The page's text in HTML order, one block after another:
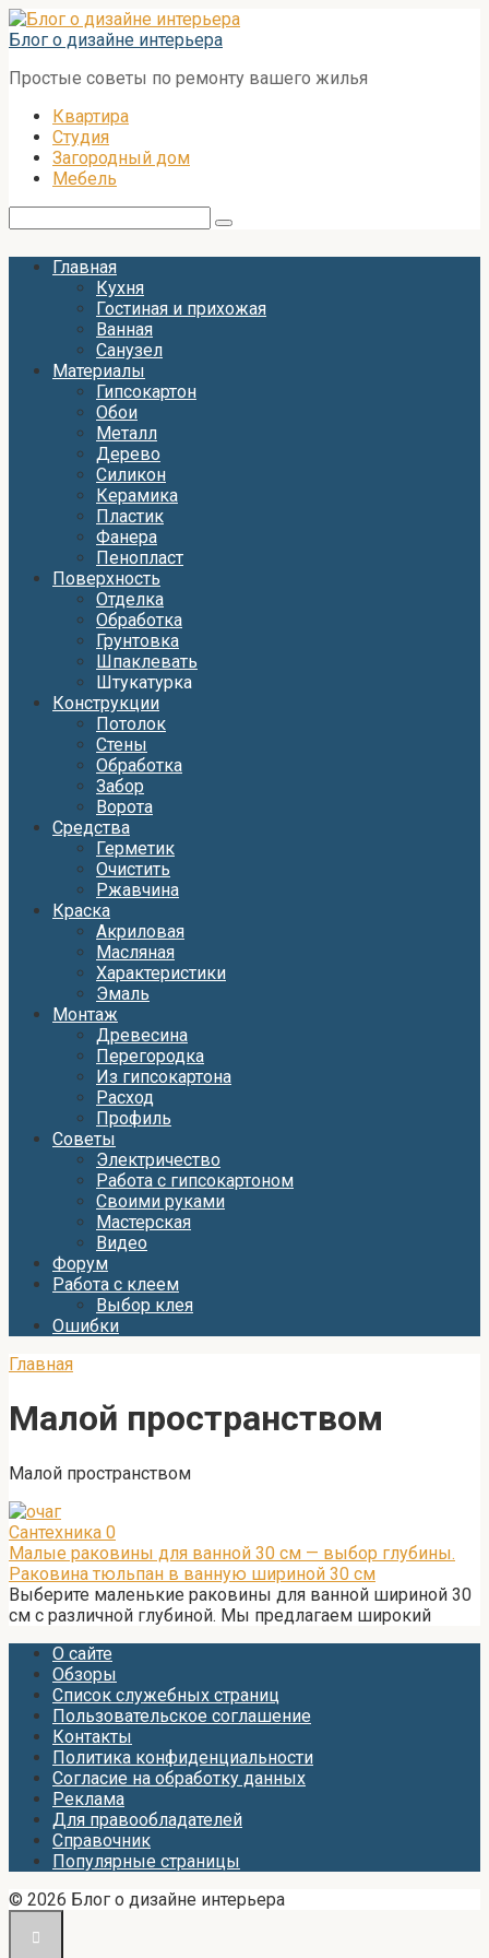
Перейти
к
Блог о дизайне интерьера
Простые советы по ремонту вашего жилья
Квартира
Студия
Загородный дом
Мебель
Главная
Кухня
Гостиная и прихожая
Ванная
Санузел
Материалы
Гипсокартон
Обои
Металл
Дерево
Силикон
Керамика
Пластик
Фанера
Пенопласт
Поверхность
Отделка
Обработка
Грунтовка
Шпаклевать
Штукатурка
Конструкции
Потолок
Стены
Обработка
Забор
Ворота
Средства
Герметик
Очистить
Ржавчина
Краска
Акриловая
Масляная
Характеристики
Эмаль
Монтаж
Древесина
Перегородка
Из гипсокартона
Расход
Профиль
Советы
Электричество
Работа с гипсокартоном
Своими руками
Мастерская
Видео
Форум
Работа с клеем
Выбор клея
Ошибки
Главная
Малой пространством
Малой пространством
Сантехника 0
Малые раковины для ванной 30 см — выбор глубины.
Раковина тюльпан в ванную шириной 30 см
Выберите маленькие раковины для ванной шириной 30
см с различной глубиной. Мы предлагаем широкий
О сайте
Обзоры
Список служебных страниц
Пользовательское соглашение
Контакты
Политика конфиденциальности
Согласие на обработку данных
Реклама
Для правообладателей
Справочник
Популярные страницы
© 2026 Блог о дизайне интерьера